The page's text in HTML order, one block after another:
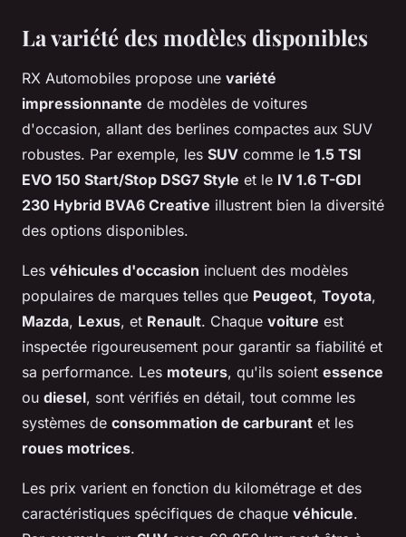
La variété des modèles disponibles
RX Automobiles propose une variété
impressionnante de modèles de voitures
d'occasion, allant des berlines compactes aux SUV
robustes. Par exemple, les SUV comme le 1.5 TSI
EVO 150 Start/Stop DSG7 Style et le IV 1.6 T-GDI
230 Hybrid BVA6 Creative illustrent bien la diversité
des options disponibles.
Les véhicules d'occasion incluent des modèles
populaires de marques telles que Peugeot, Toyota,
Mazda, Lexus, et Renault. Chaque voiture est
inspectée rigoureusement pour garantir sa fiabilité et
sa performance. Les moteurs, qu'ils soient essence
ou diesel, sont vérifiés en détail, tout comme les
systèmes de consommation de carburant et les
roues motrices.
Les prix varient en fonction du kilométrage et des
caractéristiques spécifiques de chaque véhicule.